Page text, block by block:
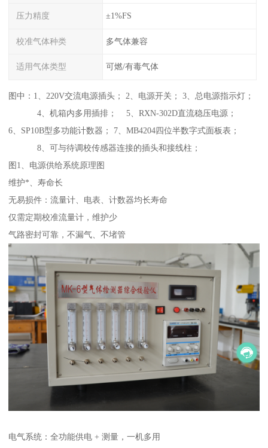
压力精度 ±1%FS
校准气体种类 多气体兼容
适用气体类型 可燃/有毒气体
图中：1、220V交流电源插头； 2、电源开关； 3、总电源指示灯；
4、机箱内多用插排； 5、RXN-302D直流稳压电源；
6、SP10B型多功能计数器； 7、MB4204四位半数字式面板表；
8、可与待调校传感器连接的插头和接线柱；
图1、电源供给系统原理图
维护*、寿命长
无易损件：流量计、电表、计数器均长寿命
仅需定期校准流量计，维护少
气路密封可靠，不漏气、不堵管
电气系统：全功能供电 + 测量，一机多用